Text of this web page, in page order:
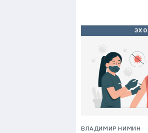
ЭХО
ВЛАДИМИР НИМИН